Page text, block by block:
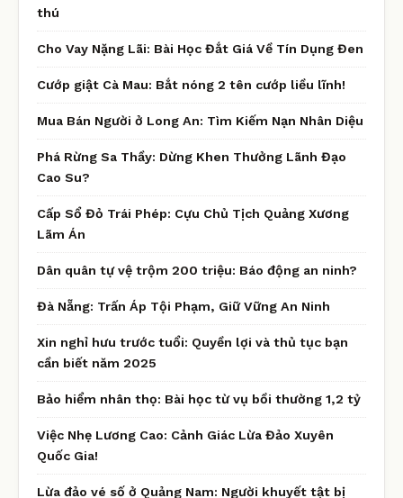
thú
Cho Vay Nặng Lãi: Bài Học Đắt Giá Về Tín Dụng Đen
Cướp giật Cà Mau: Bắt nóng 2 tên cướp liều lĩnh!
Mua Bán Người ở Long An: Tìm Kiếm Nạn Nhân Diệu
Phá Rừng Sa Thầy: Dừng Khen Thưởng Lãnh Đạo
Cao Su?
Cấp Sổ Đỏ Trái Phép: Cựu Chủ Tịch Quảng Xương
Lãm Án
Dân quân tự vệ trộm 200 triệu: Báo động an ninh?
Đà Nẵng: Trấn Áp Tội Phạm, Giữ Vững An Ninh
Xin nghỉ hưu trước tuổi: Quyền lợi và thủ tục bạn
cần biết năm 2025
Bảo hiểm nhân thọ: Bài học từ vụ bồi thường 1,2 tỷ
Việc Nhẹ Lương Cao: Cảnh Giác Lừa Đảo Xuyên
Quốc Gia!
Lừa đảo vé số ở Quảng Nam: Người khuyết tật bị